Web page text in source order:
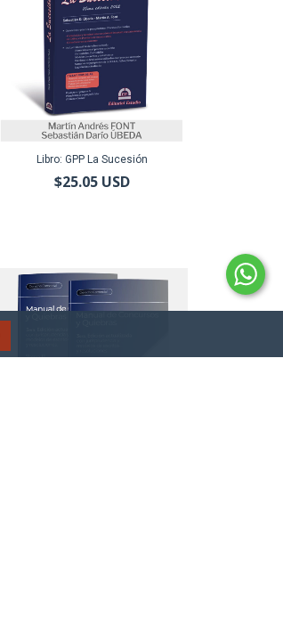
Libro: GPP La Sucesión
$25.05 USD